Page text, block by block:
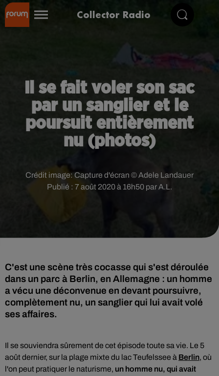
Collector Radio
Il se fait voler son sac
par un sanglier et le
poursuit entièrement
nu (photos)
Publié : 7 août 2020 à 16h50 par A.L.
Crédit image: Capture d'écran © Adele Landauer
C'est une scène très cocasse qui s'est déroulée
dans un parc à Berlin, en Allemagne : un homme
a vécu une déconvenue en devant poursuivre,
complètement nu, un sanglier qui lui avait volé
ses affaires.
Il se souviendra sûrement de cet épisode toute sa vie. Le 5
août dernier, sur la plage mixte du lac Teufelssee à Berlin, où
l'on peut pratiquer le naturisme, un homme nu, qui avait